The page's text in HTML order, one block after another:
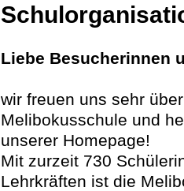
Liebe Besucherinnen
wir freuen uns sehr
Melibokusschule und
unserer Homepage!
Mit zurzeit 730
Lehrkräften ist die